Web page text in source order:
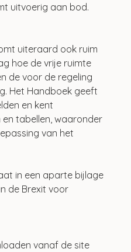
uitvoerig aan bod.
uiteraard ook ruim
hoe de vrije ruimte
de voor de regeling
Het Handboek geeft
en kent
tabellen, waaronder
van het
in een aparte bijlage
de Brexit voor
vanaf de site